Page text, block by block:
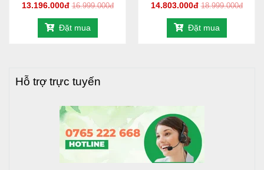
13.196.000đ 16.999.000đ
Đặt mua
14.803.000đ 18.999.000đ
Đặt mua
Hỗ trợ trực tuyến